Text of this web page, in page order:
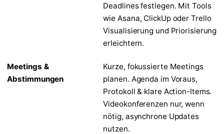
Deadlines festlegen. Mit Tools
wie Asana, ClickUp oder Trello
Visualisierung und Priorisierung
erleichtern.
Meetings &
Abstimmungen
Kurze, fokussierte Meetings
planen. Agenda im Voraus,
Protokoll & klare Action-Items.
Videokonferenzen nur, wenn
nötig, asynchrone Updates
nutzen.